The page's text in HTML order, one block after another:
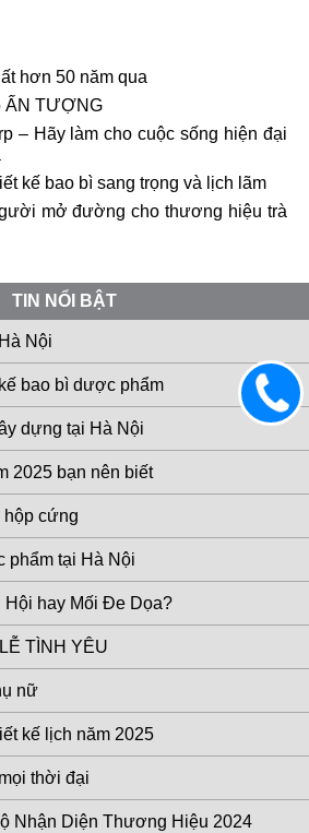
hơn 50 năm qua
ẤN TƯỢNG
– Hãy làm cho cuộc sống hiện đại
kế bao bì sang trọng và lịch lãm
mở đường cho thương hiệu trà
TIN NỔI BẬT
Nội
bao bì dược phẩm
dựng tại Hà Nội
2025 bạn nên biết
hộp cứng
phẩm tại Hà Nội
hay Mối Đe Dọa?
TÌNH YÊU
nữ
kế lịch năm 2025
thời đại
Nhận Diện Thương Hiệu 2024
0983
633
906